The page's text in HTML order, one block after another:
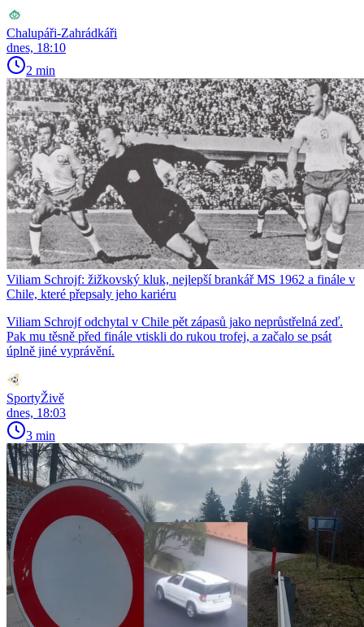
Chalupáři-Zahrádkáři
dnes, 18:10
2 min
Viliam Schrojf: žižkovský kluk, nejlepší brankář MS 1962 a finále v
Chile, které přepsaly jeho kariéru
Viliam Schrojf odchytal v Chile pět zápasů jako neprůstřelná zeď.
Pak mu těsně před finále vtiskli do rukou trofej, a začalo se psát
úplně jiné vyprávění.
SportyŽivě
dnes, 18:03
3 min